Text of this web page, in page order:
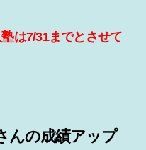
は7/31までとさせて
んの成績アップ